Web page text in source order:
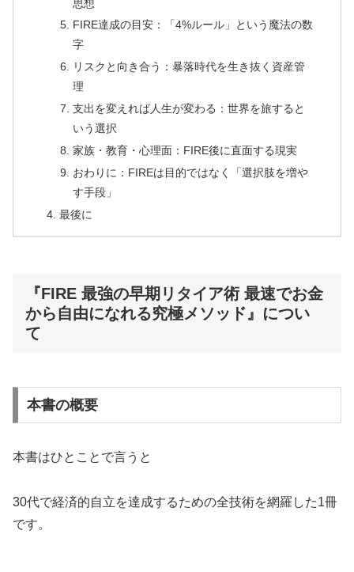
思想
FIRE達成の目安：「4%ルール」という魔法の数
字
リスクと向き合う：暴落時代を生き抜く資産管
理
支出を変えれば人生が変わる：世界を旅すると
いう選択
家族・教育・心理面：FIRE後に直面する現実
おわりに：FIREは目的ではなく「選択肢を増や
す手段」
最後に
『FIRE 最強の早期リタイア術 最速でお金
から自由になれる究極メソッド』につい
て
本書の概要
本書はひとことで言うと
30代で経済的自立を達成するための全技術を網羅した1冊
です。